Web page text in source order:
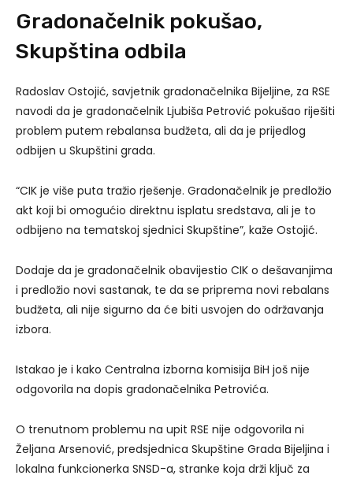
Gradonačelnik pokušao,
Skupština odbila
Radoslav Ostojić, savjetnik gradonačelnika Bijeljine, za RSE
navodi da je gradonačelnik Ljubiša Petrović pokušao riješiti
problem putem rebalansa budžeta, ali da je prijedlog
odbijen u Skupštini grada.
“CIK je više puta tražio rješenje. Gradonačelnik je predložio
akt koji bi omogućio direktnu isplatu sredstava, ali je to
odbijeno na tematskoj sjednici Skupštine”, kaže Ostojić.
Dodaje da je gradonačelnik obavijestio CIK o dešavanjima
i predložio novi sastanak, te da se priprema novi rebalans
budžeta, ali nije sigurno da će biti usvojen do održavanja
izbora.
Istakao je i kako Centralna izborna komisija BiH još nije
odgovorila na dopis gradonačelnika Petrovića.
O trenutnom problemu na upit RSE nije odgovorila ni
Željana Arsenović, predsjednica Skupštine Grada Bijeljina i
lokalna funkcionerka SNSD-a, stranke koja drži ključ za